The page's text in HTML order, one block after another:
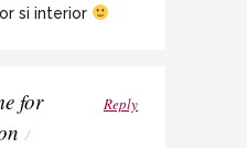
si interior
for
/
Reply